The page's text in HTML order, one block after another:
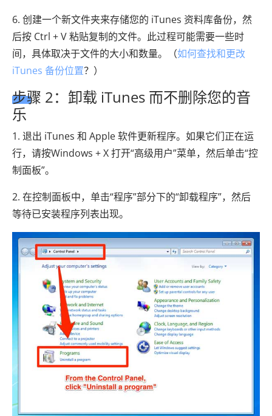
6. 创建一个新文件夹来存储您的 iTunes 资料库备份，然
后按 Ctrl + V 粘贴复制的文件。此过程可能需要一些时
间，具体取决于文件的大小和数量。（如何查找和更改
iTunes 备份位置？）
步骤 2：卸载 iTunes 而不删除您的音
乐
1. 退出 iTunes 和 Apple 软件更新程序。如果它们正在运
行，请按Windows + X 打开“高级用户”菜单，然后单击“控
制面板”。
2. 在控制面板中，单击“程序”部分下的“卸载程序”，然后
等待已安装程序列表出现。